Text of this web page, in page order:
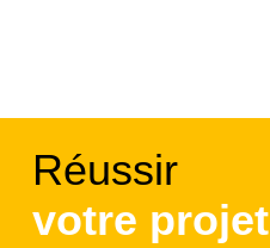
Réussir
votre projet